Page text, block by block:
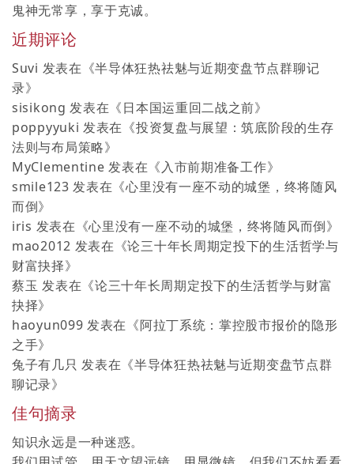
鬼神无常享，享于克诚。
近期评论
Suvi 发表在《半导体狂热祛魅与近期变盘节点群聊记
录》
sisikong 发表在《日本国运重回二战之前》
poppyyuki 发表在《投资复盘与展望：筑底阶段的生存
法则与布局策略》
MyClementine 发表在《入市前期准备工作》
smile123 发表在《心里没有一座不动的城堡，终将随风
而倒》
iris 发表在《心里没有一座不动的城堡，终将随风而倒》
mao2012 发表在《论三十年长周期定投下的生活哲学与
财富抉择》
蔡玉 发表在《论三十年长周期定投下的生活哲学与财富
抉择》
haoyun099 发表在《阿拉丁系统：掌控股市报价的隐形
之手》
兔子有几只 发表在《半导体狂热祛魅与近期变盘节点群
聊记录》
佳句摘录
知识永远是一种迷惑。